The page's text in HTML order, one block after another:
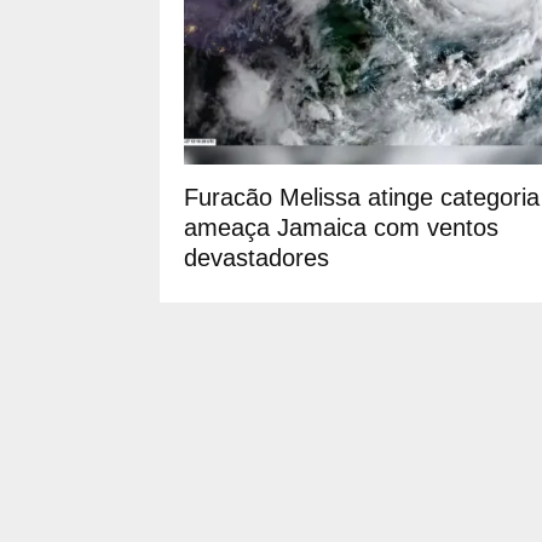
Furacão Melissa atinge
ameaça Jamaica com ventos
devastadores